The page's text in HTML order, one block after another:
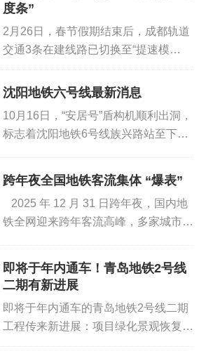
度条”
2月26日，春节假期结束后，成都轨道
交通3条在建线路已切换至“提速模
式”。地下数十米处，盾构机稳步掘
进；车站基坑内，支护体系有序搭建。
年建设目标蓄力加码。走进成德线德...
沈阳地铁六号线最新消息
10月16日，“安居号”盾构机顺利出洞，
标志着沈阳地铁6号线族兴路站至下河
通。该区间全长1713.5米，施工需连
续下穿密集民房、燃气...
跨年夜全国地铁客流集体 “爆表”
2025 年 12 月 31 日跨年夜，国内地
铁全网迎来跨年客流高峰，多家城市地
服务，全程护航市民游客跨年...
即将于年内通车！青岛地铁2号线
二期有新进展
即将于年内通车的青岛地铁2号线二期
工程传来新进展：项目绿化景观恢复工
程施工招标公告日前发布。地铁2号线